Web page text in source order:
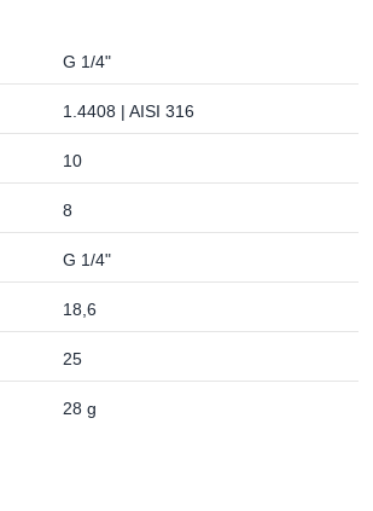
G 1/4"
1.4408 | AISI 316
10
8
G 1/4"
18,6
25
28 g